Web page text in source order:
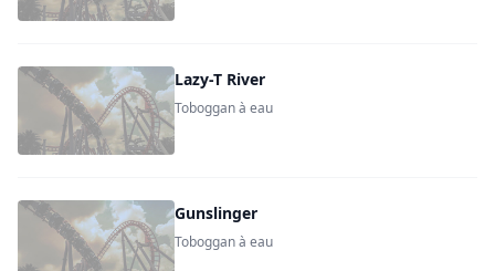
Lazy-T River
Toboggan à eau
Gunslinger
Toboggan à eau